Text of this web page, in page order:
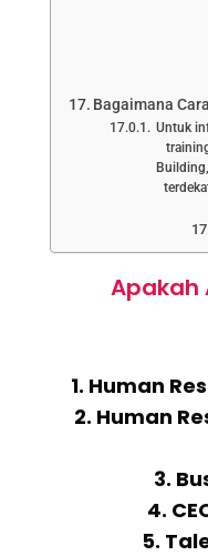
Bagaimana
Untuk
Apakah
1. Human
2. Human
3.
4.
5.